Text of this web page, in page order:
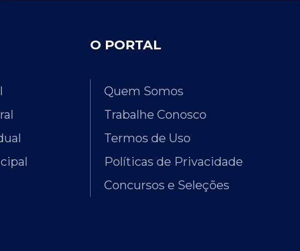
O PORTAL
Quem Somos
Trabalhe Conosco
Termos de Uso
Políticas de Privacidade
Concursos e Seleções